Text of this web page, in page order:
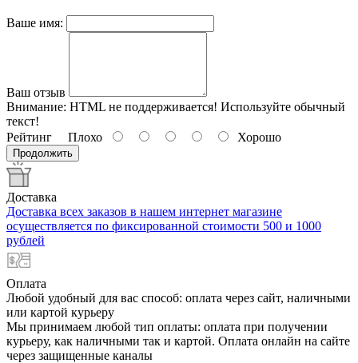
Ваше имя:
Ваш отзыв
Внимание: HTML не поддерживается! Используйте обычный
текст!
Рейтинг Плохо Хорошо
Продолжить
Доставка
Доставка всех заказов в нашем интернет магазине
осуществляется по фиксированной стоимости 500 и 1000
рублей
Оплата
Любой удобный для вас способ: оплата через сайт, наличными
или картой курьеру
Мы принимаем любой тип оплаты: оплата при получении
курьеру, как наличными так и картой. Оплата онлайн на сайте
через защищенные каналы